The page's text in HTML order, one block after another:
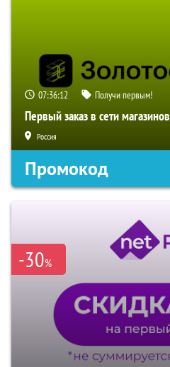
07:36:11 Получи первым!
Первый заказ в сети
Россия
Промокод
-30%